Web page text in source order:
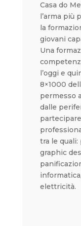
Casa do
l’arma più
la
giovani
Una
l’oggi e
8×1000
permesso
dalle
tra le
graphic
elettricità.